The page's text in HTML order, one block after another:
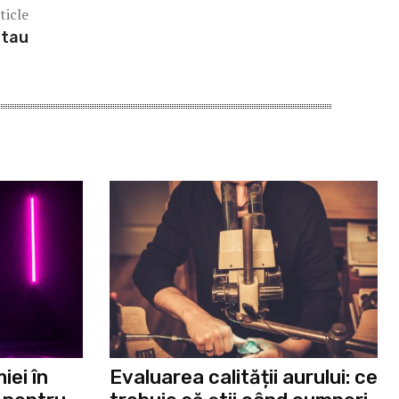
în
Evaluarea calității aurului: ce